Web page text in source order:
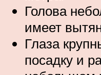
Голова
имеет
Глаза
посадку и